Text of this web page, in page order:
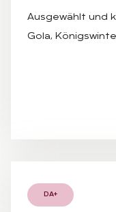
Ausgewählt und
Gola,
DA+